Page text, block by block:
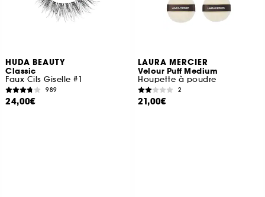
HUDA BEAUTY
Classic
Faux Cils Giselle #1
989
24,00€
LAURA MERCIER
Velour Puff Medium
Houpette à poudre
2
21,00€